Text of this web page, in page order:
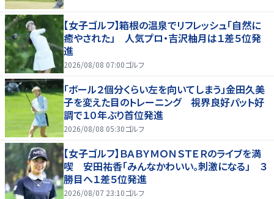
【女子ゴルフ】箱根の温泉でリフレッシュ「自然に
癒やされた」 人気プロ・吉沢柚月は１差５位発
進
2026/08/08 07:00ゴルフ
「ボール２個分くらい左を向いてしまう」金田久美
子を変えた目のトレーニング 視界良好パット好
調で１０年ぶり首位発進
2026/08/08 05:30ゴルフ
【女子ゴルフ】ＢＡＢＹＭＯＮＳＴＥＲのライブを満
喫 安田祐香「みんなかわいい。刺激になる」 ３
勝目へ１差５位発進
2026/08/07 23:10ゴルフ